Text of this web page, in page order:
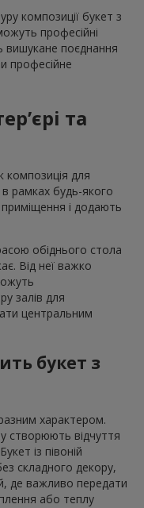
композиції букет з
професійні
вишукане поєднання
професійне
та
композиція для
рамках будь-якого
і додають
обіднього стола
Від неї важко
залів для
центральним
букет з
характером.
створюють відчуття
із півоній
складного декору,
де важливо передати
або теплу